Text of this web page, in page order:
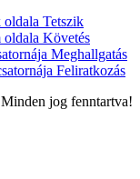
Tetszik
Követés
Meghallgatás
Feliratkozás
jog fenntartva!